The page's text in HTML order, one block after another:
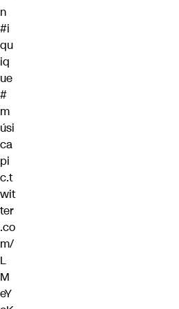
n
#i
qu
iq
ue
#
m
úsi
ca
pi
c.t
wit
ter
.co
m/
L
M
eY